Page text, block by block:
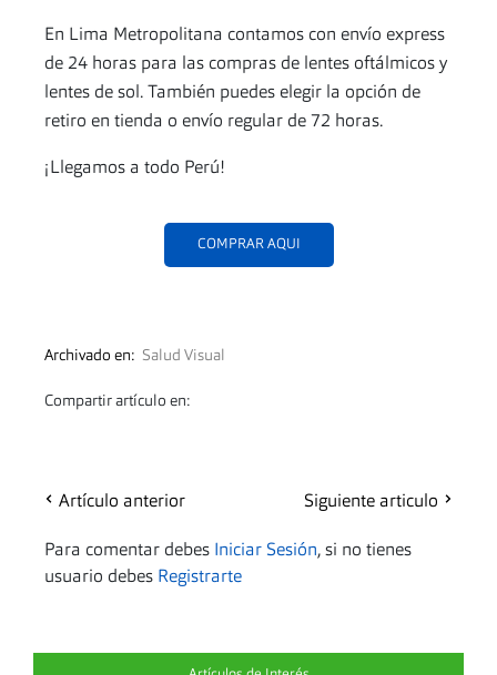
En Lima Metropolitana contamos con envío express
de 24 horas para las compras de lentes oftálmicos y
lentes de sol. También puedes elegir la opción de
retiro en tienda o envío regular de 72 horas.
¡Llegamos a todo Perú!
COMPRAR AQUI
Archivado en: Salud Visual
Compartir artículo en:
Artículo anterior Siguiente articulo
Para comentar debes Iniciar Sesión, si no tienes
usuario debes Registrarte